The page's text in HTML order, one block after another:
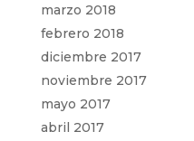
marzo 2018
febrero 2018
diciembre 2017
noviembre 2017
mayo 2017
abril 2017